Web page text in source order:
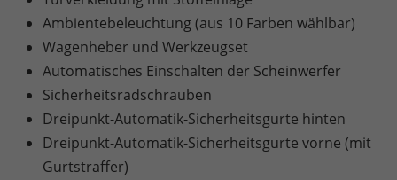
Ambientebeleuchtung (aus 10 Farben wählbar)
Wagenheber und Werkzeugset
Automatisches Einschalten der Scheinwerfer
Sicherheitsradschrauben
Dreipunkt-Automatik-Sicherheitsgurte hinten
Dreipunkt-Automatik-Sicherheitsgurte vorne (mit
Gurtstraffer)